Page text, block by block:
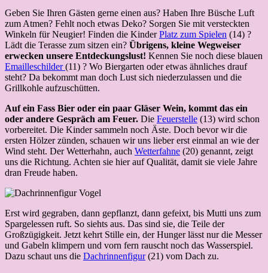
Geben Sie Ihren Gästen gerne einen aus? Haben Ihre Büsche Luft
zum Atmen? Fehlt noch etwas Deko? Sorgen Sie mit versteckten
Winkeln für Neugier! Finden die KinderPlatz zum Spielen (14) ?
Lädt die Terasse zum sitzen ein? Übrigens, kleine Wegweiser
erwecken unsere Entdeckungslust! Kennen Sie noch diese blauen
Emailleschilder(11) ? Wo Biergarten oder etwas ähnliches drauf
steht? Da bekommt man doch Lust sich niederzulassen und die
Grillkohle aufzuschütten.
Auf ein Fass Bier oder ein paar Gläser Wein, kommt das ein
oder andere Gespräch am Feuer. Die Feuerstelle (13) wird schon
vorbereitet. Die Kinder sammeln noch Äste. Doch bevor wir die
ersten Hölzer zünden, schauen wir uns lieber erst einmal an wie der
Wind steht. Der Wetterhahn, auch Wetterfahne (20) genannt, zeigt
uns die Richtung. Achten sie hier auf Qualität, damit sie viele Jahre
dran Freude haben.
Erst wird gegraben, dann gepflanzt, dann gefeixt, bis Mutti uns zum
Spargelessen ruft. So siehts aus. Das sind sie, die Teile der
Großzügigkeit. Jetzt kehrt Stille ein, der Hunger lässt nur die Messer
und Gabeln klimpern und vorn fern rauscht noch das Wasserspiel.
Dazu schaut uns die Dachrinnenfigur(21) vom Dach zu.